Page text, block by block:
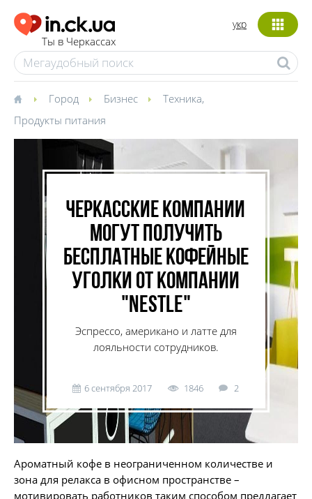
Ты в Черкассах
укр
Город Бизнес Техника,
Продукты питания
Черкасские компании
могут получить
бесплатные кофейные
уголки от компании
"Nestle"
Эспрессо, американо и латте для
лояльности сотрудников.
6 сентября 2017 1846 2
Ароматный кофе в неограниченном количестве и
зона для релакса в офисном пространстве –
мотивировать работников таким способом предлагает